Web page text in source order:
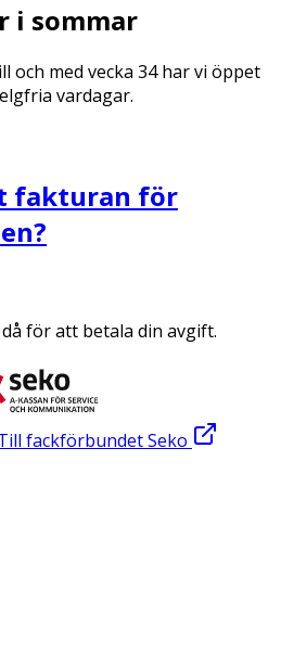
i sommar
och med vecka 34 har vi öppet
vardagar.
fakturan för
för att betala din avgift.
fackförbundet Seko